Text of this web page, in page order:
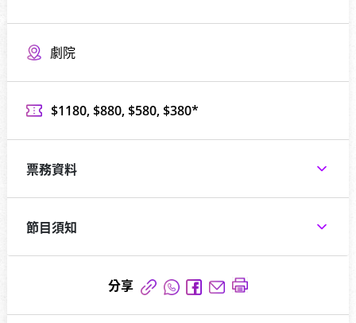
劇院
$1180, $880, $580, $380*
票務資料
節目須知
分享